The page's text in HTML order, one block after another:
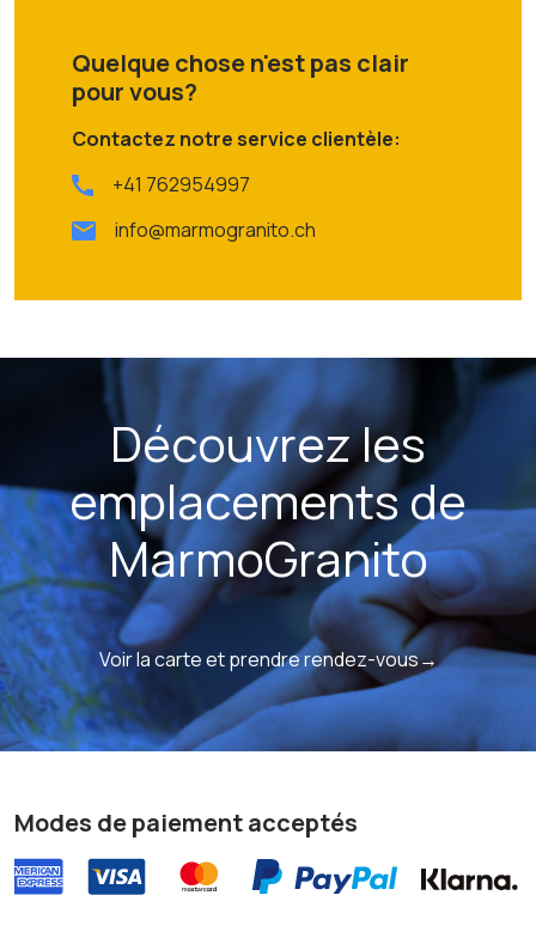
Quelque chose n'est pas clair
pour vous?
Contactez notre service clientèle:
+41 762954997
info@marmogranito.ch
Découvrez les
emplacements de
MarmoGranito
Voir la carte et prendre rendez-vous→
Modes de paiement acceptés